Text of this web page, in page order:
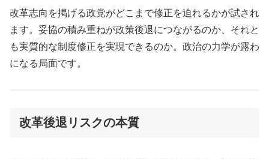
改革志向を掲げる政党がどこまで修正を迫れるかが試され
ます。妥協の積み重ねが政策後退につながるのか、それと
も実質的な制度修正を実現できるのか。政治の力学が露わ
になる局面です。
改革後退リスクの本質